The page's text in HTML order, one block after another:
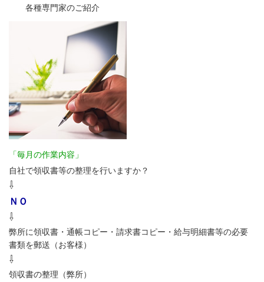
各種専門家のご紹介
「毎月の作業内容」
自社で領収書等の整理を行いますか？
⇩
ＮＯ
⇩
弊所に領収書・通帳コピー・請求書コピー・給与明細書等の必要
書類を郵送（お客様）
⇩
領収書の整理（弊所）